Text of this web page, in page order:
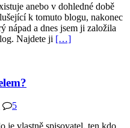
anebo v dohledné době
k tomuto blogu, nakonec
nápad a dnes jsem ji založila
Najdete ji […]
5